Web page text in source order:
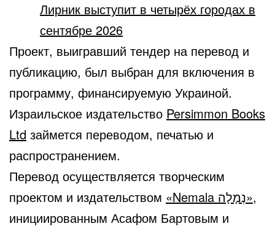
Лирник выступит в четырёх городах в
сентябре 2026
Проект, выигравший тендер на перевод и
публикацию, был выбран для включения в
программу, финансируемую Украиной.
Израильское издательство Persimmon Books
Ltd займется переводом, печатью и
распространением.
Перевод осуществляется творческим
проектом и издательством
«Nemala נְמָלָה»,
инициированным Асафом Бартовым и